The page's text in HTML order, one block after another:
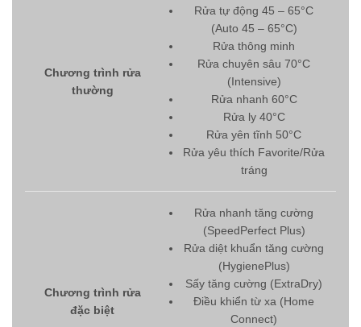
Chương trình rửa
thường
Rửa tự động 45 – 65°C
(Auto 45 – 65°C)
Rửa thông minh
Rửa chuyên sâu 70°C
(Intensive)
Rửa nhanh 60°C
Rửa ly 40°C
Rửa yên tĩnh 50°C
Rửa yêu thích Favorite/Rửa
tráng
Chương trình rửa
đặc biệt
Rửa nhanh tăng cường
(SpeedPerfect Plus)
Rửa diệt khuẩn tăng cường
(HygienePlus)
Sấy tăng cường (ExtraDry)
Điều khiển từ xa (Home
Connect)